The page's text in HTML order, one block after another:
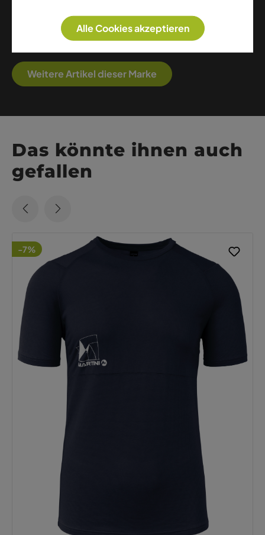
Midlayern – Helly Hansen ist die ideale Wahl für
alle, die Funktionalität, Sicherheit und
skandinavisches Design schätzen.
Weitere Artikel dieser Marke
Das könnte ihnen auch
gefallen
-7%
Alle Cookies akzeptieren